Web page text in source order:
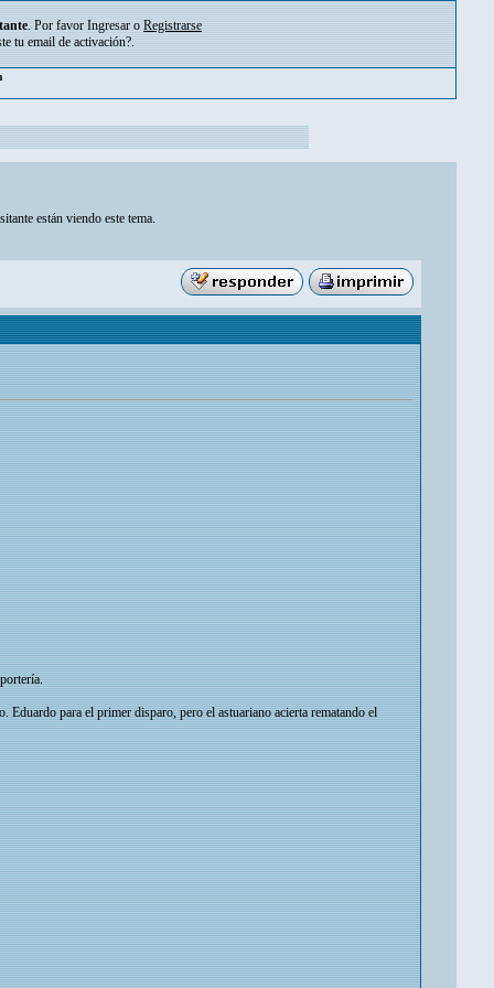
. Por favor Ingresar o Registrarse
tu email de activación?.
están viendo este tema.
para el primer disparo, pero el astuariano acierta rematando el